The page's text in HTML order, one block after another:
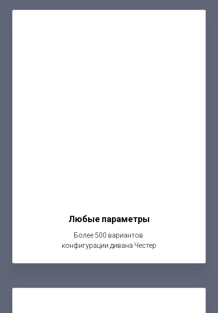
Любые параметры
Более 500 вариантов
конфигурации дивана Честер